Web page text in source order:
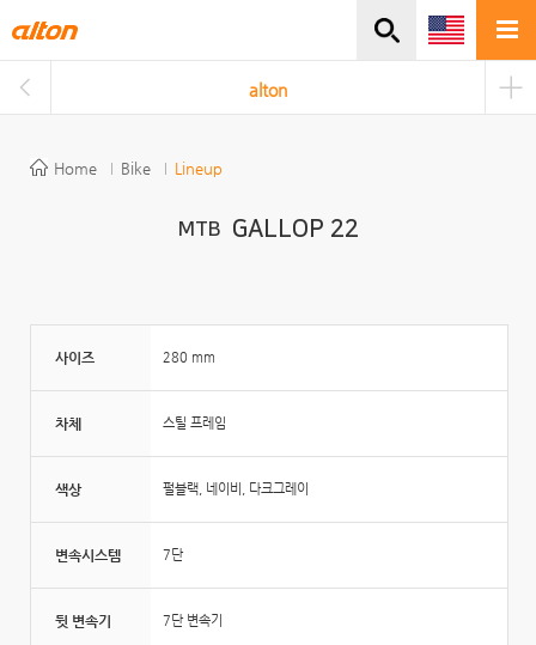
alton
Home Bike Lineup
MTB GALLOP 22
사이즈 280 mm
차체 스틸 프레임
색상 펄블랙, 네이비, 다크그레이
변속시스템 7단
뒷 변속기 7단 변속기